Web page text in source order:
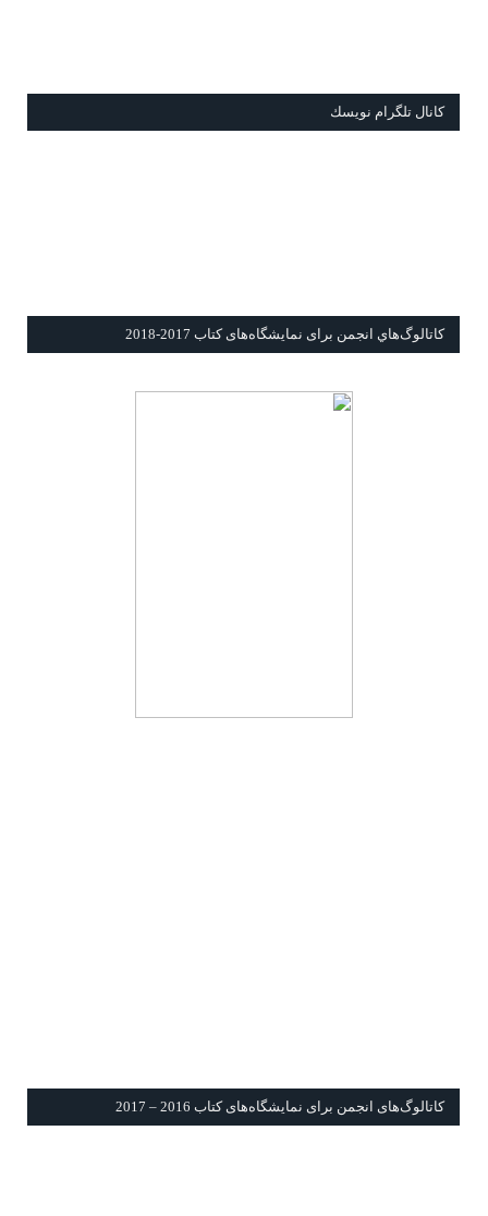
كانال تلگرام نويسك
كاتالوگ‌هاي انجمن برای نمايشگاه‌های كتاب 2017-2018
كاتالوگ‌های انجمن برای نمايشگاه‌های كتاب 2016 – 2017